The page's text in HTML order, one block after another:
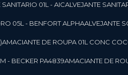
SANITARIO 01L - AIC ALVEJANTE
05L - BENFORT ALPHA ALVEJANTE
AMACIANTE DE ROUPA 01L CONC
- BECKER PA4839 AMACIANTE DE